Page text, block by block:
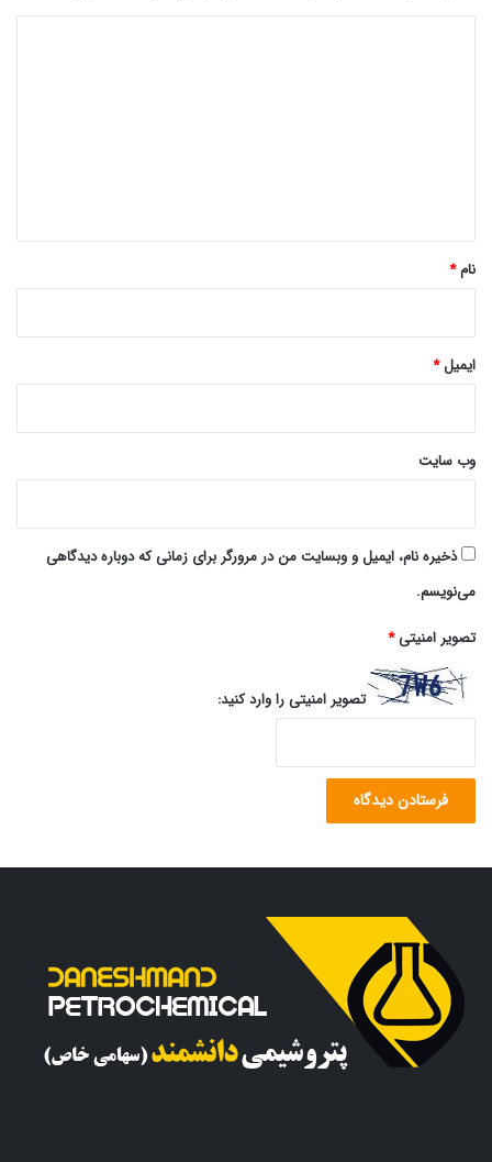
نام*
ایمیل*
وب‌ سایت
ذخیره نام، ایمیل و وبسایت من در مرورگر برای زمانی که دوباره دیدگاهی
می‌نویسم.
تصویر امنیتی*
تصویر امنیتی را وارد کنید: